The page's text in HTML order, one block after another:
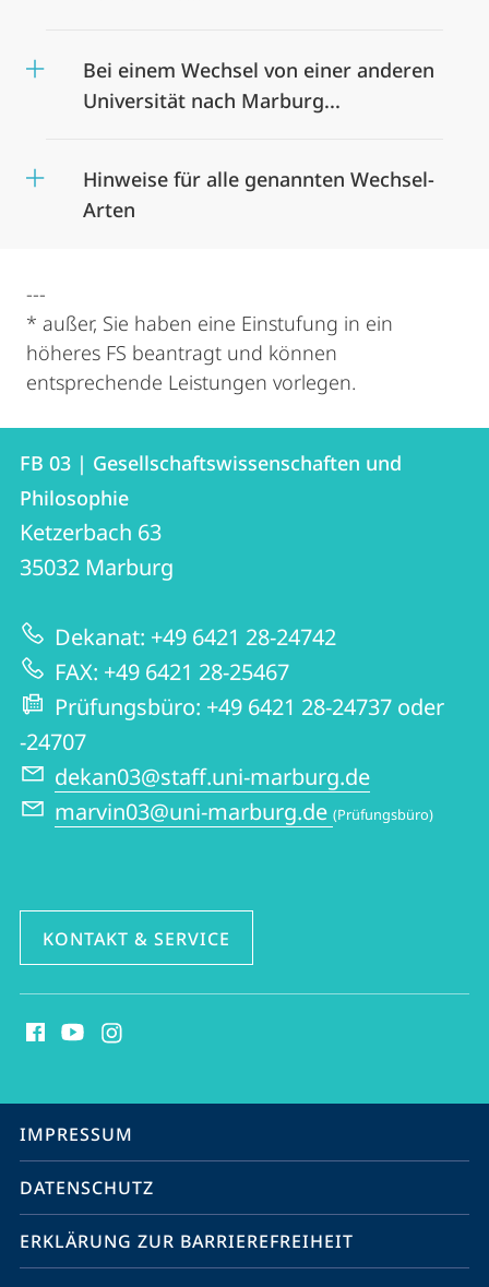
Bei einem Wechsel von einer anderen
Universität nach Marburg...
Hinweise für alle genannten Wechsel-
Arten
---
* außer, Sie haben eine Einstufung in ein
höheres FS beantragt und können
entsprechende Leistungen vorlegen.
Kontakt
und
Informationen
zur
Website
Kontaktinformationen
FB
03
|
Gesellschaftswissenschaften
und
Philosophie
FB 03 | Gesellschaftswissenschaften und
Philosophie
Ketzerbach 63
35032 Marburg
Dekanat: +49 6421 28-24742
FAX: +49 6421 28-25467
Prüfungsbüro: +49 6421 28-24737 oder
-24707
dekan03@staff.uni-marburg.de
marvin03@uni-marburg.de (Prüfungsbüro)
KONTAKT & SERVICE
Media
Service-
Navigation
IMPRESSUM
DATENSCHUTZ
ERKLÄRUNG ZUR BARRIEREFREIHEIT